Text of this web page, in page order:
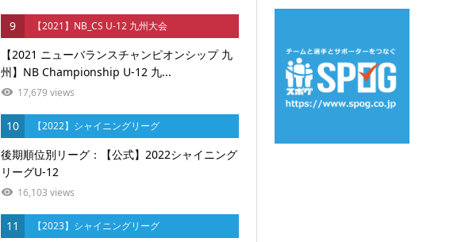
9 【2021】NB_CS U-12 九州大会
【2021 ニューバランスチャンピオンシップ 九
州】NB Championship U-12 九...
17,679 views
10 【2022】シャイニングリーグ
後期順位別リーグ：【公式】2022シャイニング
リーグU-12
16,103 views
11 【2023】シャイニングリーグ